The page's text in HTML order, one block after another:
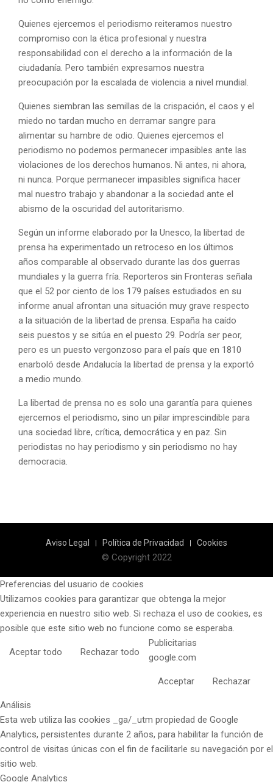
Quienes ejercemos el periodismo reiteramos nuestro
compromiso con la ética profesional y nuestra
responsabilidad con el derecho a la información de la
ciudadanía. Pero también expresamos nuestra
preocupación por la escalada de violencia a nivel mundial.
Quienes siembran las semillas de la crispación, el caos y el
miedo no tardan mucho en derramar sangre para
alimentar su hambre de odio. Quienes ejercemos el
periodismo no podemos permanecer impasibles ante las
violaciones de los derechos humanos. Ni antes, ni ahora,
ni nunca. Porque permanecer impasibles significa hacer
mal nuestro trabajo y abandonar a la sociedad ante el
abismo de la oscuridad del autoritarismo.
Según un informe elaborado por la Unesco, la libertad de
prensa ha experimentado un retroceso en los últimos
años comparable al observado durante las dos guerras
mundiales y la guerra fría. Reporteros sin Fronteras señala
que el 52 por ciento de los 179 países estudiados en su
informe anual afrontan una situación muy grave respecto
a la situación de la libertad de prensa. España ha caído
seis puestos y se sitúa en el puesto 29. Podría ser peor,
pero es un puesto vergonzoso para el país que en 1810
enarboló desde Andalucía la libertad de prensa y la exportó
a medio mundo.
La libertad de prensa no es solo una garantía para quienes
ejercemos el periodismo, sino un pilar imprescindible para
una sociedad libre, crítica, democrática y en paz. Sin
periodistas no hay periodismo y sin periodismo no hay
democracia.
Aviso Legal Política de Privacidad Cookies
© Copyright 2022
Preferencias del usuario de cookies
Utilizamos cookies para garantizar que obtenga la mejor
experiencia en nuestro sitio web. Si rechaza el uso de cookies, es
posible que este sitio web no funcione como se esperaba.
Aceptar todo Rechazar todo
Publicitarias
google.com
Acceptar Rechazar
Análisis
Esta web utiliza las cookies _ga/_utm propiedad de Google
Analytics, persistentes durante 2 años, para habilitar la función de
control de visitas únicas con el fin de facilitarle su navegación por el
sitio web.
Google Analytics